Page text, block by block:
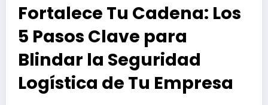
Fortalece Tu Cadena: Los
5 Pasos Clave para
Blindar la Seguridad
Logística de Tu Empresa